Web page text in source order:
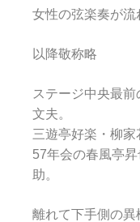
女性の弦楽奏が流
以降敬称略
ステージ中央最
文夫。
三遊亭好楽・柳家
57年会の春風亭
助。
離れて下手側の異